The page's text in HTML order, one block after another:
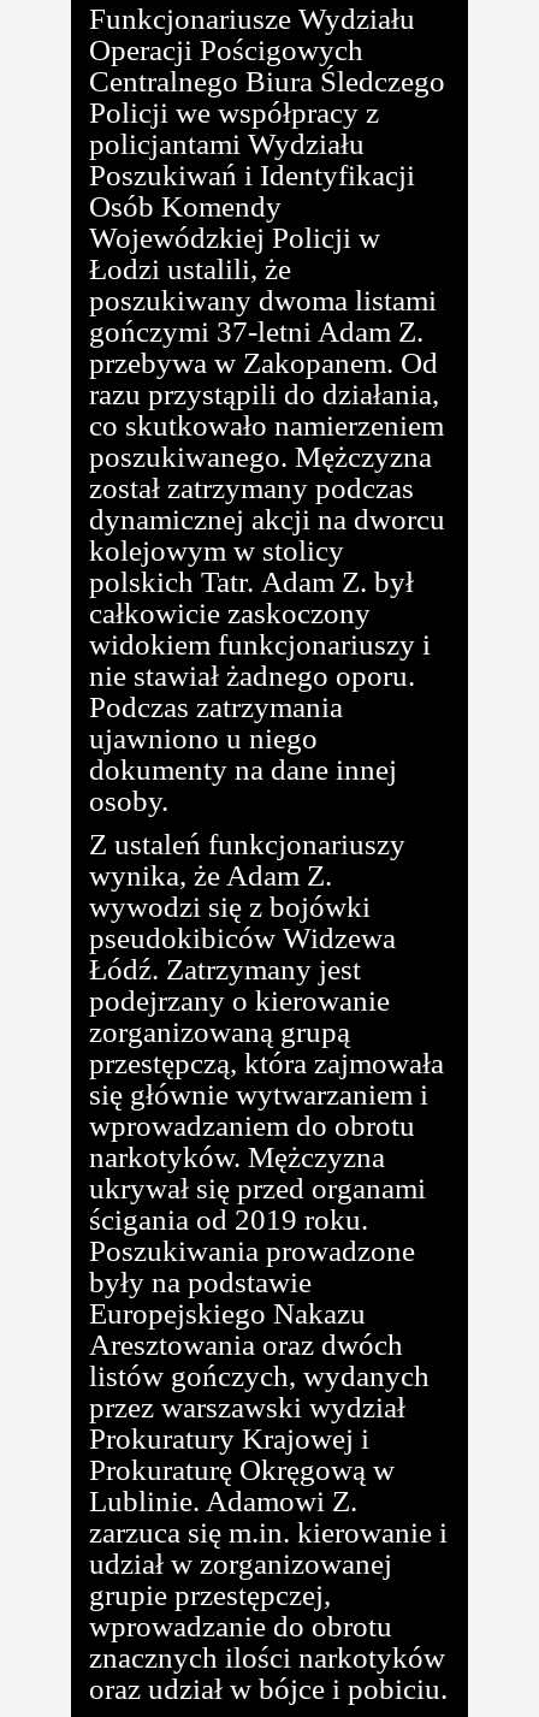
Funkcjonariusze Wydziału
Operacji Pościgowych
Centralnego Biura Śledczego
Policji we współpracy z
policjantami Wydziału
Poszukiwań i Identyfikacji
Osób Komendy
Wojewódzkiej Policji w
Łodzi ustalili, że
poszukiwany dwoma listami
gończymi 37-letni Adam Z.
przebywa w Zakopanem. Od
razu przystąpili do działania,
co skutkowało namierzeniem
poszukiwanego. Mężczyzna
został zatrzymany podczas
dynamicznej akcji na dworcu
kolejowym w stolicy
polskich Tatr. Adam Z. był
całkowicie zaskoczony
widokiem funkcjonariuszy i
nie stawiał żadnego oporu.
Podczas zatrzymania
ujawniono u niego
dokumenty na dane innej
osoby.
Z ustaleń funkcjonariuszy
wynika, że Adam Z.
wywodzi się z bojówki
pseudokibiców Widzewa
Łódź. Zatrzymany jest
podejrzany o kierowanie
zorganizowaną grupą
przestępczą, która zajmowała
się głównie wytwarzaniem i
wprowadzaniem do obrotu
narkotyków. Mężczyzna
ukrywał się przed organami
ścigania od 2019 roku.
Poszukiwania prowadzone
były na podstawie
Europejskiego Nakazu
Aresztowania oraz dwóch
listów gończych, wydanych
przez warszawski wydział
Prokuratury Krajowej i
Prokuraturę Okręgową w
Lublinie. Adamowi Z.
zarzuca się m.in. kierowanie i
udział w zorganizowanej
grupie przestępczej,
wprowadzanie do obrotu
znacznych ilości narkotyków
oraz udział w bójce i pobiciu.